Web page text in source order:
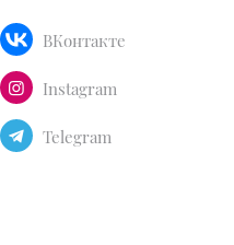
ВКонтакте
Instagram
Telegram